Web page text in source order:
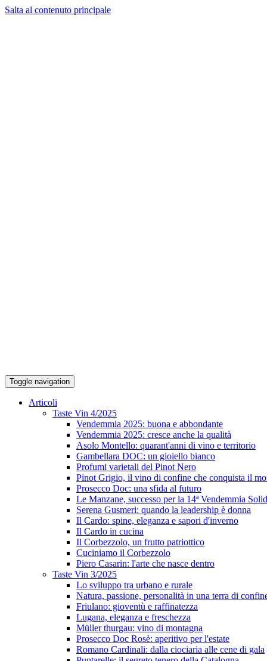
Salta al contenuto principale
Toggle navigation
Articoli
Taste Vin 4/2025
Vendemmia 2025: buona e abbondante
Vendemmia 2025: cresce anche la qualità
Asolo Montello: quarant'anni di vino e territorio
Gambellara DOC: un gioiello bianco
Profumi varietali del Pinot Nero
Pinot Grigio, il vino di confine che conquista il
Prosecco Doc: una sfida al futuro
Le Manzane, successo per la 14ª Vendemmia
Serena Gusmeri: quando la leadership è donna
Il Cardo: spine, eleganza e sapori d'inverno
Il Cardo in cucina
Il Corbezzolo, un frutto patriottico
Cuciniamo il Corbezzolo
Piero Casarin: l'arte che nasce dentro
Taste Vin 3/2025
Lo sviluppo tra urbano e rurale
Natura, passione, personalità in una terra di
Friulano: gioventù e raffinatezza
Lugana, eleganza e freschezza
Müller thurgau: vino di montagna
Prosecco Doc Rosè: aperitivo per l'estate
Romano Cardinali: dalla ciociaria alle cene di gala